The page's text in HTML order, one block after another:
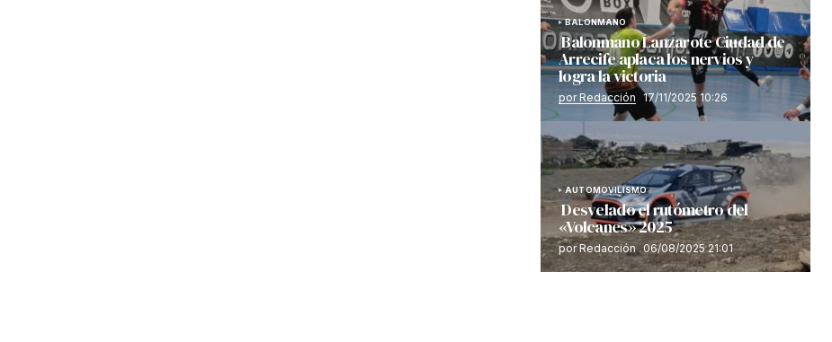
BALONMANO
Balonmano Lanzarote Ciudad de
Arrecife aplaca los nervios y
logra la victoria
por Redacción 17/11/2025 10:26
AUTOMOVILISMO
Desvelado el rutómetro del
«Volcanes» 2025
por Redacción 06/08/2025 21:01